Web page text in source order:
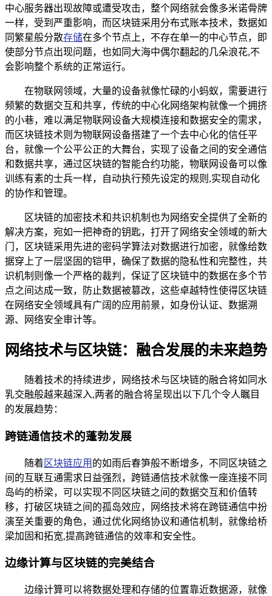
中心服务器出现故障或遭受攻击，整个网络就会像多米诺骨牌
一样，受到严重影响，而区块链采用分布式账本技术，数据如
同繁星般分散存储在多个节点上，不存在单一的中心节点，即
使部分节点出现问题，也如同大海中偶尔翻起的几朵浪花,不
会影响整个系统的正常运行。
在物联网领域，大量的设备就像忙碌的小蚂蚁，需要进行
频繁的数据交互和共享，传统的中心化网络架构就像一个拥挤
的小巷，难以满足物联网设备大规模连接和数据安全的需求，
而区块链技术则为物联网设备搭建了一个去中心化的信任平
台，就像一个公平公正的大舞台，实现了设备之间的安全通信
和数据共享，通过区块链的智能合约功能，物联网设备可以像
训练有素的士兵一样，自动执行预先设定的规则,实现自动化
的协作和管理。
区块链的加密技术和共识机制也为网络安全提供了全新的
解决方案，宛如一把神奇的钥匙，打开了网络安全领域的新大
门，区块链采用先进的密码学算法对数据进行加密，就像给数
据穿上了一层坚固的铠甲，确保了数据的隐私性和完整性，共
识机制则像一个严格的裁判，保证了区块链中的数据在多个节
点之间达成一致，防止数据被篡改，这些卓越特性使得区块链
在网络安全领域具有广阔的应用前景，如身份认证、数据溯
源、网络安全审计等。
网络技术与区块链：融合发展的未来趋势
随着技术的持续进步，网络技术与区块链的融合将如同水
乳交融般越来越深入,两者的融合将呈现出以下几个令人瞩目
的发展趋势：
跨链通信技术的蓬勃发展
随着 区块链应用 的如雨后春笋般不断增多，不同区块链之
间的互联互通需求日益强烈，跨链通信技术就像一座连接不同
岛屿的桥梁，可以实现不同区块链之间的数据交互和价值转
移，打破区块链之间的孤岛效应，网络技术将在跨链通信中扮
演至关重要的角色，通过优化网络协议和通信机制，就像给桥
梁加固和拓宽,提高跨链通信的效率和安全性。
边缘计算与区块链的完美结合
边缘计算可以将数据处理和存储的位置靠近数据源，就像